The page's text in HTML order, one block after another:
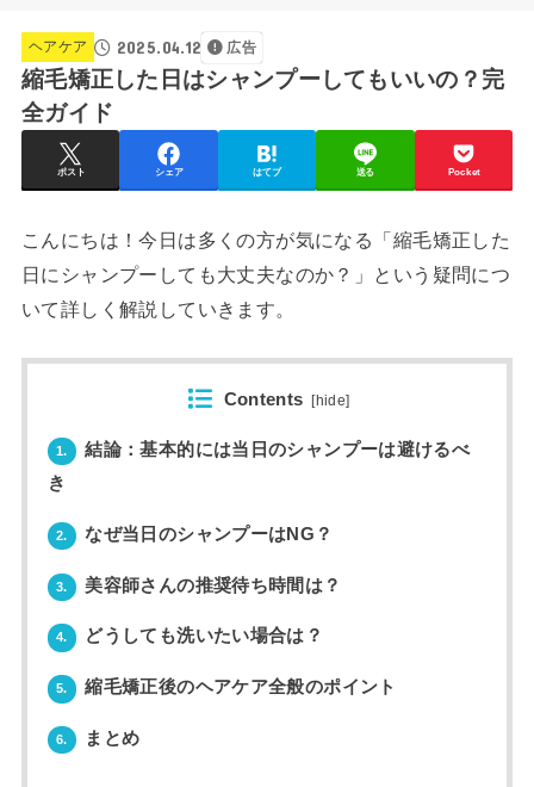
ヘアケア 2025.04.12 広告
縮毛矯正した日はシャンプーしてもいいの？完
全ガイド
ポスト シェア はてブ 送る Pocket
こんにちは！今日は多くの方が気になる「縮毛矯正した
日にシャンプーしても大丈夫なのか？」という疑問につ
いて詳しく解説していきます。
Contents [hide]
1.
結論：基本的には当日のシャンプーは避けるべ
き
2. なぜ当日のシャンプーはNG？
3. 美容師さんの推奨待ち時間は？
4. どうしても洗いたい場合は？
5. 縮毛矯正後のヘアケア全般のポイント
6. まとめ